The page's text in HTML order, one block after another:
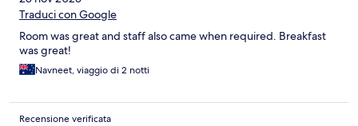
Traduci con Google
Room was great and staff also came when required. Breakfast
was great!
Navneet, viaggio di 2 notti
Recensione verificata